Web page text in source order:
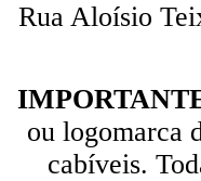
Rua Aloísio
ou logomarca
cabíveis.